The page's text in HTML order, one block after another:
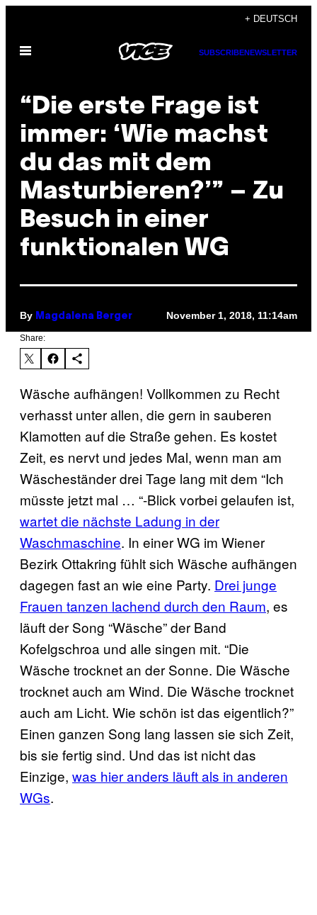
content
+ DEUTSCH
Open
SUBSCRIBENEWSLETTER
“Die erste Frage ist
immer: ‘Wie machst
du das mit dem
Masturbieren?’” – Zu
Besuch in einer
funktionalen WG
By Magdalena Berger November 1, 2018, 11:14am
Share:
Wäsche aufhängen! Vollkommen zu Recht
verhasst unter allen, die gern in sauberen
Klamotten auf die Straße gehen. Es kostet
Zeit, es nervt und jedes Mal, wenn man am
Wäscheständer drei Tage lang mit dem “Ich
müsste jetzt mal … “-Blick vorbei gelaufen ist,
wartet die nächste Ladung in der
Waschmaschine. In einer WG im Wiener
Bezirk Ottakring fühlt sich Wäsche aufhängen
dagegen fast an wie eine Party. Drei junge
Frauen tanzen lachend durch den Raum, es
läuft der Song “Wäsche” der Band
Kofelgschroa und alle singen mit. “Die
Wäsche trocknet an der Sonne. Die Wäsche
trocknet auch am Wind. Die Wäsche trocknet
auch am Licht. Wie schön ist das eigentlich?”
Einen ganzen Song lang lassen sie sich Zeit,
bis sie fertig sind. Und das ist nicht das
Einzige, was hier anders läuft als in anderen
WGs.